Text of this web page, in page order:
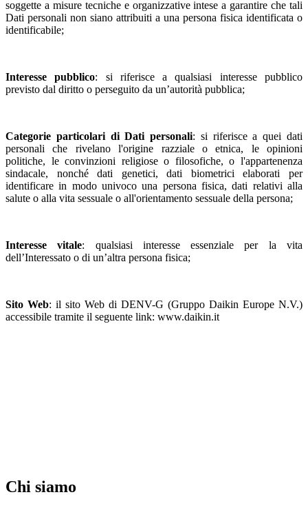
soggette a misure tecniche e organizzative intese a garantire che tali
Dati personali non siano attribuiti a una persona fisica identificata o
identificabile;
Interesse pubblico: si riferisce a qualsiasi interesse pubblico
previsto dal diritto o perseguito da un’autorità pubblica;
Categorie particolari di Dati personali: si riferisce a quei dati
personali che rivelano l'origine razziale o etnica, le opinioni
politiche, le convinzioni religiose o filosofiche, o l'appartenenza
sindacale, nonché dati genetici, dati biometrici elaborati per
identificare in modo univoco una persona fisica, dati relativi alla
salute o alla vita sessuale o all'orientamento sessuale della persona;
Interesse vitale: qualsiasi interesse essenziale per la vita
dell’Interessato o di un’altra persona fisica;
Sito Web: il sito Web di DENV-G (Gruppo Daikin Europe N.V.)
accessibile tramite il seguente link: www.daikin.it
Chi siamo